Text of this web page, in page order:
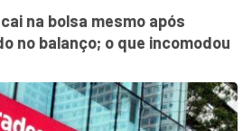
na bolsa mesmo após
no balanço; o que incomodou